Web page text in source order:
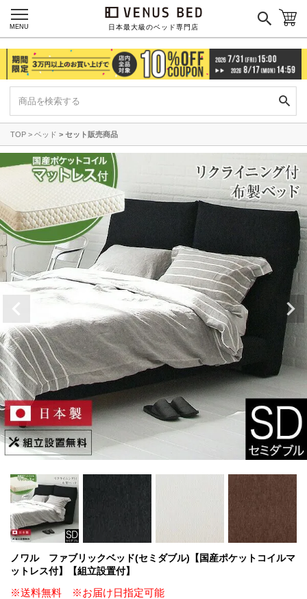
日本最大級のベッド専門店
MENU
TOP ベッド セット販売商品
ノワル ファブリックベッド(セミダブル)【国産ポケットコイルマ
ットレス付】【組立設置付】
※送料無料 ※お届け日指定可能